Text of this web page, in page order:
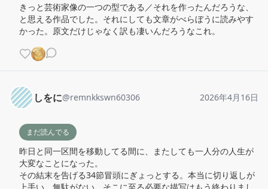
きっと芸術家像の一つの型である／それを作ったんだろうな、
と思える作品でした。それにしても文章がべらぼうに読みやす
かった。原文だけじゃなく訳も凄いんだろうなこれ。
しをに@remnkkswn60306 2026年4月16日
まだ読んでる
昨日と同一区間を移動してる間に、またしても一人分の人生が
大変なことになった。
その結末を告げる34節冒頭にぎょっとする。本当に切り返しが